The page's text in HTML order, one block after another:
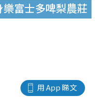
富士多啤梨農莊
用 App 睇文